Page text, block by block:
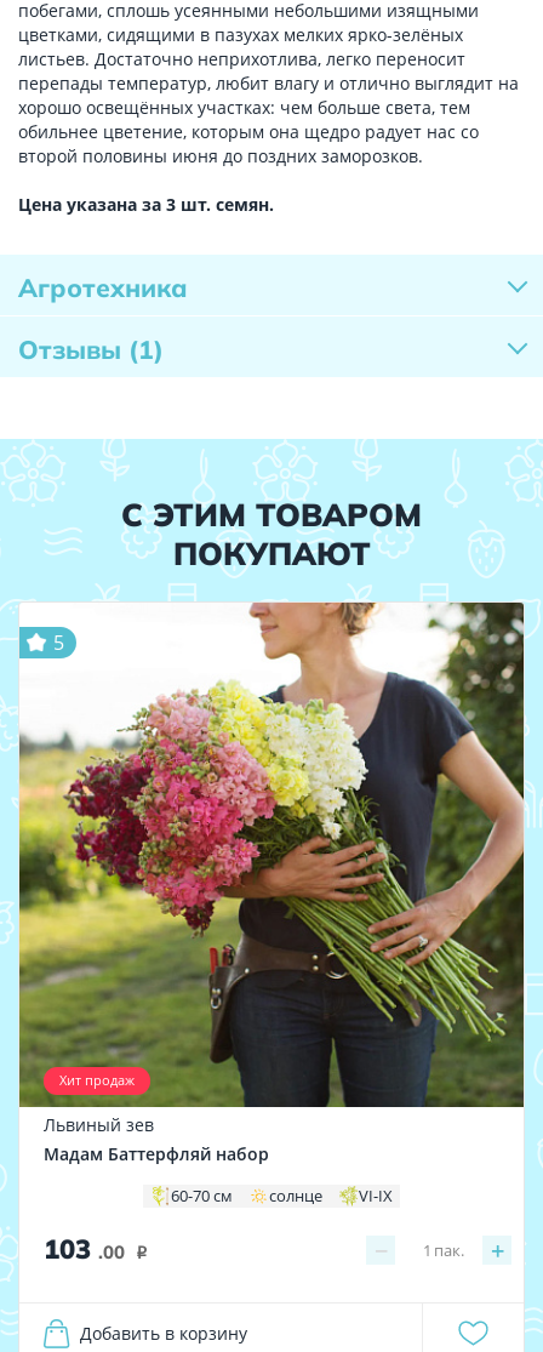
побегами, сплошь усеянными небольшими изящными
цветками, сидящими в пазухах мелких ярко-зелёных
листьев. Достаточно неприхотлива, легко переносит
перепады температур, любит влагу и отлично выглядит на
хорошо освещённых участках: чем больше света, тем
обильнее цветение, которым она щедро радует нас со
второй половины июня до поздних заморозков.
Цена указана за 3 шт. семян.
Агротехника
Отзывы (1)
С ЭТИМ ТОВАРОМ
ПОКУПАЮТ
Хит продаж
5
Львиный зев
Мадам Баттерфляй набор
60-70 см солнце VI-IX
103 .00 i − +
1 пак.
Добавить в корзину